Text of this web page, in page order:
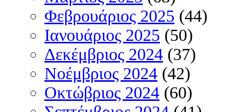
Φεβρουάριος 2025 (44)
Ιανουάριος 2025 (50)
Δεκέμβριος 2024 (37)
Νοέμβριος 2024 (42)
Οκτώβριος 2024 (60)